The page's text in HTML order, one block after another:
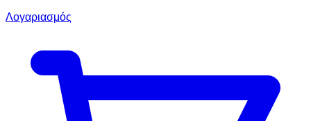
Λογαριασμός